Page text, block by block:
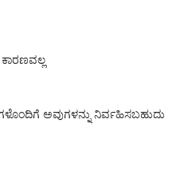
ಅವುಗಳನ್ನು ನಿರ್ವಹಿಸಬಹುದು